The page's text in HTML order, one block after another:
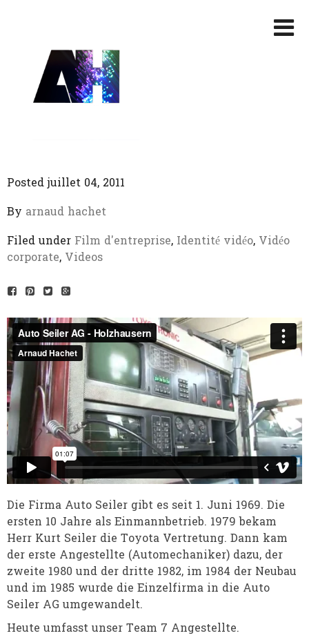
Posted juillet 04, 2011
By arnaud hachet
Filed under Film d'entreprise, Identité vidéo, Vidéo
corporate, Videos
Die Firma Auto Seiler gibt es seit 1. Juni 1969. Die
ersten 10 Jahre als Einmannbetrieb. 1979 bekam
Herr Kurt Seiler die Toyota Vertretung. Dann kam
der erste Angestellte (Automechaniker) dazu, der
zweite 1980 und der dritte 1982, im 1984 der Neubau
und im 1985 wurde die Einzelfirma in die Auto
Seiler AG umgewandelt.
Heute umfasst unser Team 7 Angestellte.